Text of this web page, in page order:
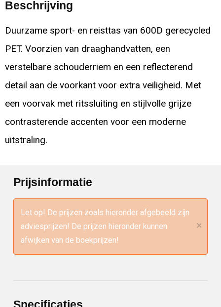
Beschrijving
Duurzame sport- en reisttas van 600D gerecycled
PET. Voorzien van draaghandvatten, een
verstelbare schouderriem en een reflecterend
detail aan de voorkant voor extra veiligheid. Met
een voorvak met ritssluiting en stijlvolle grijze
contrasterende accenten voor een moderne
uitstraling.
Prijsinformatie
Let op! De prijzen zoals hieronder afgebeeld zijn
adviesprijzen! De prijzen hieronder kunnen
afwijken van de boekprijzen!
×